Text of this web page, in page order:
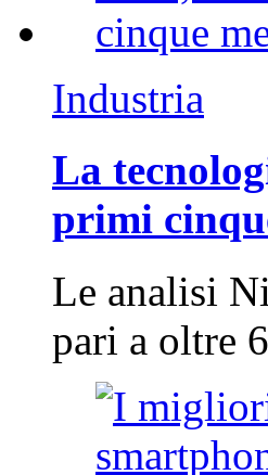
Industria
La
primi
Le analisi
pari a oltre